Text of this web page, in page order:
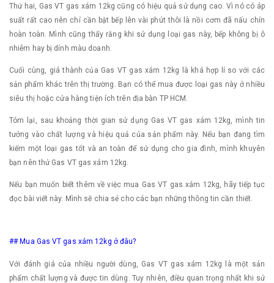
Thứ hai, Gas VT gas xám 12kg cũng có hiệu quả sử dụng cao. Vì nó có áp
suất rất cao nên chỉ cần bật bếp lên vài phút thôi là nồi cơm đã nấu chín
hoàn toàn. Mình cũng thấy rằng khi sử dụng loại gas này, bếp không bị ô
nhiễm hay bị dính màu doanh.
Cuối cùng, giá thành của Gas VT gas xám 12kg là khá hợp lí so với các
sản phẩm khác trên thị trường. Bạn có thể mua được loại gas này ở nhiều
siêu thị hoặc cửa hàng tiện ích trên địa bàn TP HCM.
Tóm lại, sau khoảng thời gian sử dụng Gas VT gas xám 12kg, mình tin
tưởng vào chất lượng và hiệu quả của sản phẩm này. Nếu bạn đang tìm
kiếm một loại gas tốt và an toàn để sử dụng cho gia đình, mình khuyên
bạn nên thử Gas VT gas xám 12kg.
Nếu bạn muốn biết thêm về việc mua Gas VT gas xám 12kg, hãy tiếp tục
đọc bài viết này. Mình sẽ chia sẻ cho các bạn những thông tin cần thiết.
## Mua Gas VT gas xám 12kg ở đâu?
Với đánh giá của nhiều người dùng, Gas VT gas xám 12kg là một sản
phẩm chất lượng và được tin dùng. Tuy nhiên, điều quan trọng nhất khi sử